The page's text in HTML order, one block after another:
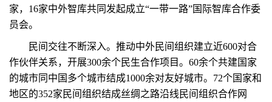
家，16家中外智库共同发起成立“一带一路”国际智库合作委
员会。
民间交往不断深入。推动中外民间组织建立近600对合
作伙伴关系，开展300余个民生合作项目。60余个共建国家
的城市同中国多个城市结成1000余对友好城市。72个国家和
地区的352家民间组织结成丝绸之路沿线民间组织合作网